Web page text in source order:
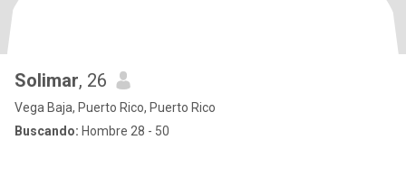
Solimar, 26
Vega Baja, Puerto Rico, Puerto Rico
Buscando: Hombre 28 - 50